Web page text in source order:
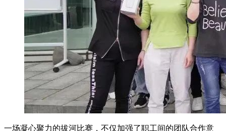
一场凝心聚力的拔河比赛，不仅加强了职工间的团队合作意